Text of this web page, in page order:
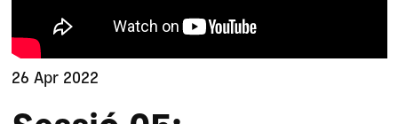
26 Apr 2022